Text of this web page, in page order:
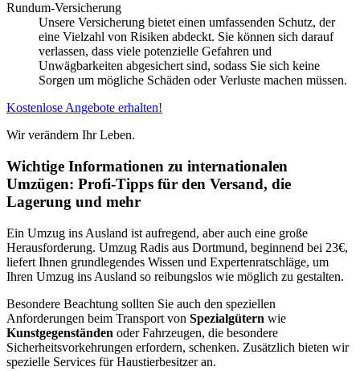
Rundum-Versicherung
Unsere Versicherung bietet einen umfassenden Schutz, der
eine Vielzahl von Risiken abdeckt. Sie können sich darauf
verlassen, dass viele potenzielle Gefahren und
Unwägbarkeiten abgesichert sind, sodass Sie sich keine
Sorgen um mögliche Schäden oder Verluste machen müssen.
Kostenlose Angebote erhalten!
Wir verändern Ihr Leben.
Wichtige Informationen zu internationalen
Umzügen: Profi-Tipps für den Versand, die
Lagerung und mehr
Ein Umzug ins Ausland ist aufregend, aber auch eine große
Herausforderung. Umzug Radis aus Dortmund, beginnend bei 23€,
liefert Ihnen grundlegendes Wissen und Expertenratschläge, um
Ihren Umzug ins Ausland so reibungslos wie möglich zu gestalten.
Besondere Beachtung sollten Sie auch den speziellen
Anforderungen beim Transport von Spezialgütern wie
Kunstgegenständen oder Fahrzeugen, die besondere
Sicherheitsvorkehrungen erfordern, schenken. Zusätzlich bieten wir
spezielle Services für Haustierbesitzer an.